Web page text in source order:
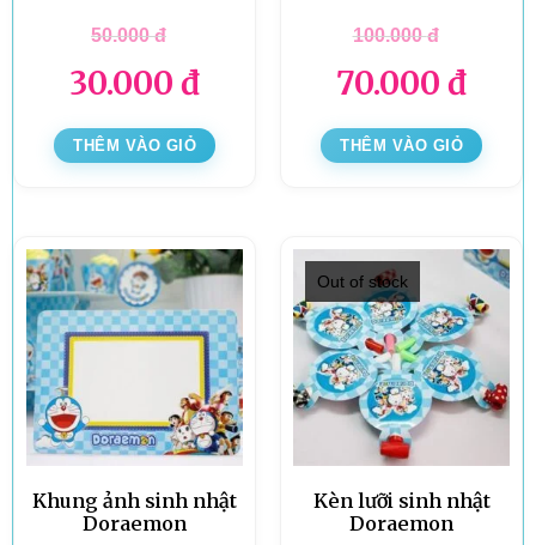
50.000đ
30.000 đ
THÊM VÀO GIỎ
100.000đ
70.000 đ
THÊM VÀO GIỎ
Khung ảnh sinh nhật
Doraemon
Out of stock
Kèn lưỡi sinh nhật
Doraemon